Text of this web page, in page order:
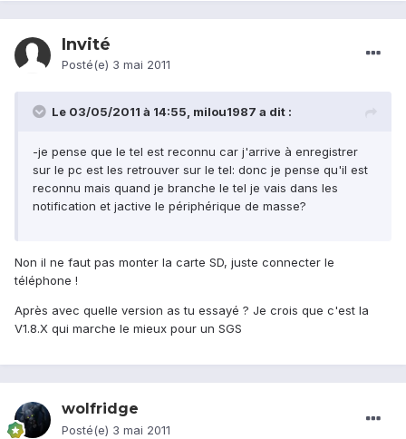
Invité
Posté(e) 3 mai 2011
Le 03/05/2011 à 14:55, milou1987 a dit :
-je pense que le tel est reconnu car j'arrive à enregistrer
sur le pc est les retrouver sur le tel: donc je pense qu'il est
reconnu mais quand je branche le tel je vais dans les
notification et jactive le périphérique de masse?
Non il ne faut pas monter la carte SD, juste connecter le
téléphone !
Après avec quelle version as tu essayé ? Je crois que c'est la
V1.8.X qui marche le mieux pour un SGS
wolfridge
Posté(e) 3 mai 2011